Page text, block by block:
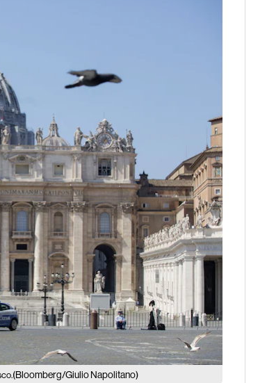
(Bloomberg/Giulio Napolitano)